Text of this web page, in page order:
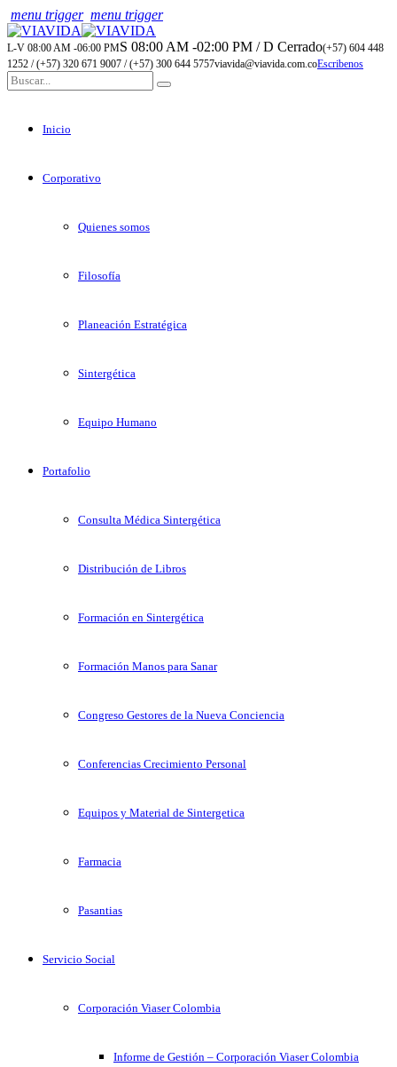
menu trigger menu trigger
L-V 08:00 AM -06:00 PMS 08:00 AM -02:00 PM / D Cerrado(+57) 604 448
1252 / (+57) 320 671 9007 / (+57) 300 644 5757viavida@viavida.com.coEscribenos
Inicio
Corporativo
Quienes somos
Filosofía
Planeación Estratégica
Sintergética
Equipo Humano
Portafolio
Consulta Médica Sintergética
Distribución de Libros
Formación en Sintergética
Formación Manos para Sanar
Congreso Gestores de la Nueva Conciencia
Conferencias Crecimiento Personal
Equipos y Material de Sintergetica
Farmacia
Pasantias
Servicio Social
Corporación Viaser Colombia
Informe de Gestión – Corporación Viaser Colombia